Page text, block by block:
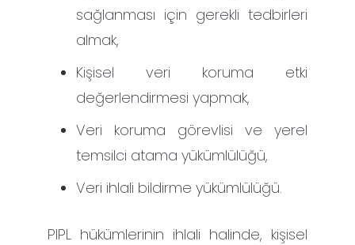
sağlanması için gerekli tedbirleri
almak,
Kişisel veri koruma etki
değerlendirmesi yapmak,
Veri koruma görevlisi ve yerel
temsilci atama yükümlülüğü,
Veri ihlali bildirme yükümlülüğü.
PIPL hükümlerinin ihlali halinde, kişisel